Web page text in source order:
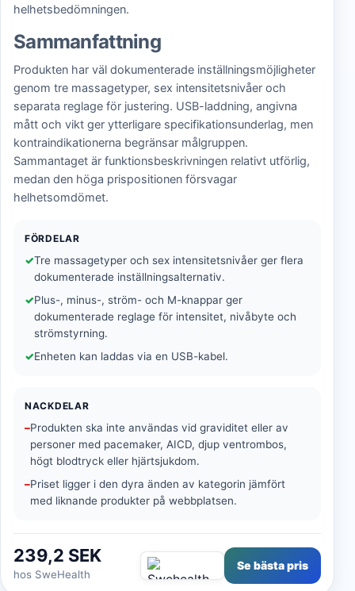
helhetsbedömningen.
Sammanfattning
Produkten har väl dokumenterade inställningsmöjligheter
genom tre massagetyper, sex intensitetsnivåer och
separata reglage för justering. USB-laddning, angivna
mått och vikt ger ytterligare specifikationsunderlag, men
kontraindikationerna begränsar målgruppen.
Sammantaget är funktionsbeskrivningen relativt utförlig,
medan den höga prispositionen försvagar
helhetsomdömet.
FÖRDELAR
Tre massagetyper och sex intensitetsnivåer ger flera
dokumenterade inställningsalternativ.
Plus-, minus-, ström- och M-knappar ger
dokumenterade reglage för intensitet, nivåbyte och
strömstyrning.
Enheten kan laddas via en USB-kabel.
NACKDELAR
Produkten ska inte användas vid graviditet eller av
personer med pacemaker, AICD, djup ventrombos,
högt blodtryck eller hjärtsjukdom.
Priset ligger i den dyra änden av kategorin jämfört
med liknande produkter på webbplatsen.
239,2 SEK
hos SweHealth
Se bästa pris